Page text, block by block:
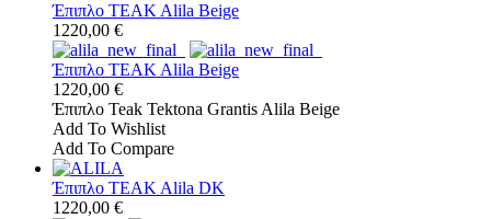
Έπιπλο TEAK Alila Beige
1220,00 €
Έπιπλο TEAK Alila Beige
1220,00 €
Έπιπλο Teak Tektona Grantis Alila Beige
Add To Wishlist
Add To Compare
Έπιπλο TEAK Alila DK
1220,00 €